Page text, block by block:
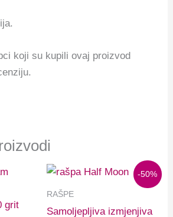
koji su kupili ovaj proizvod
-50%
RAŠPE
Samoljepljiva izmjenjiva
Izvorna
bila
3,99 €.
Trenutna